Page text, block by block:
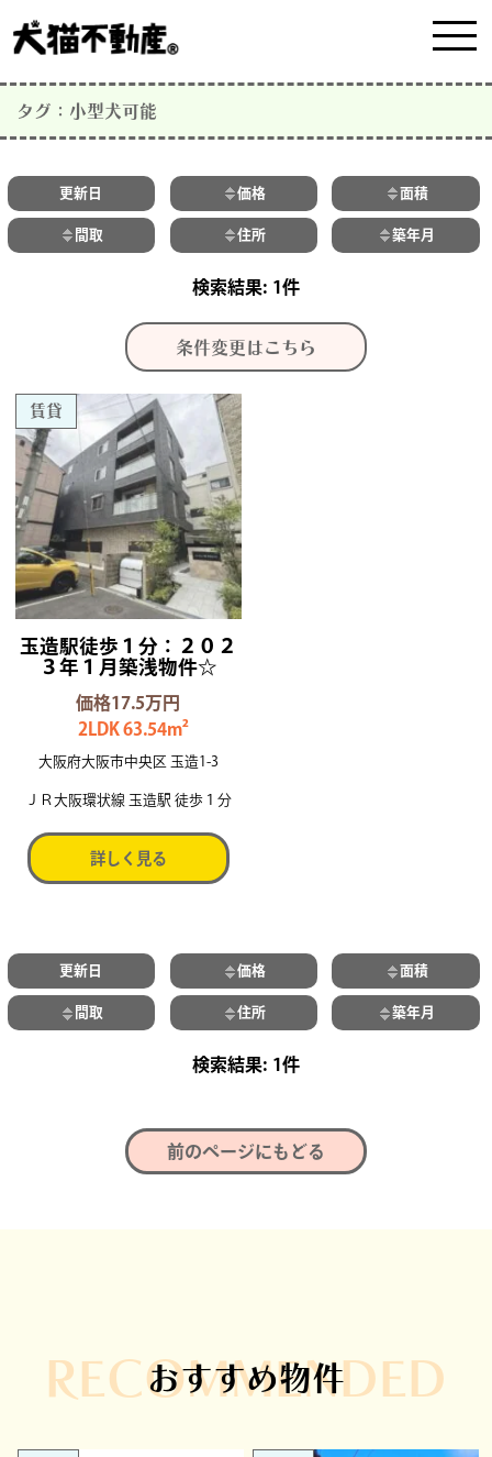
タグ：小型犬可能
更新日 価格 面積
間取 住所 築年月
1件
条件変更はこちら
賃貸
玉造駅徒歩１分：２０２
３年１月築浅物件☆
価格17.5万円
2LDK 63.54m²
大阪府大阪市中央区 玉造1-3
ＪＲ大阪環状線 玉造駅 徒歩１分
詳しく見る
更新日 価格 面積
間取 住所 築年月
1件
前のページにもどる
RECOMMENDED
おすすめ物件